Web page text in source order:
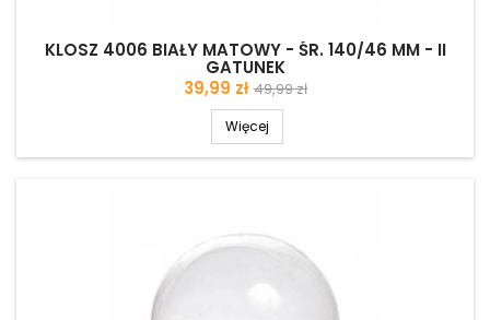
KLOSZ 4006 BIAŁY MATOWY - ŚR. 140/46 MM - II
GATUNEK
Cena
39,99 zł Cena
podstawowa
49,99 zł
Więcej